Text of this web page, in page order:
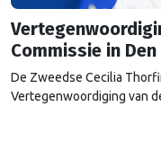
Commissie in
De Zweedse Cecilia
Vertegenwoordiging van